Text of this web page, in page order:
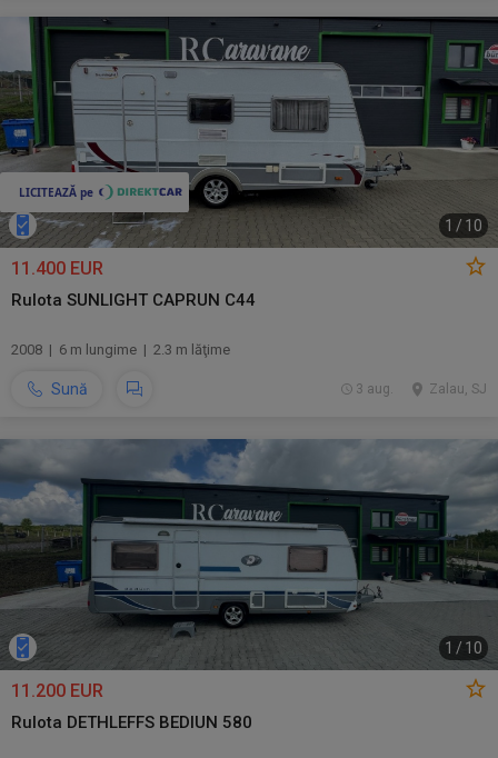
1 / 10
11.400 EUR
Rulota SUNLIGHT CAPRUN C44
2008 | 6 m lungime | 2.3 m lăţime
Sună Zalau, SJ
3 aug.
1 / 10
11.200 EUR
Rulota DETHLEFFS BEDIUN 580